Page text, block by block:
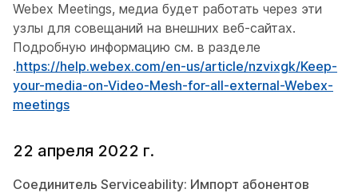
Webex Meetings, медиа будет работать через эти
узлы для совещаний на внешних веб-сайтах.
Подробную информацию см. в разделе
.https://help.webex.com/en-us/article/nzvixgk/Keep-
your-media-on-Video-Mesh-for-all-external-Webex-
meetings
22 апреля 2022 г.
Соединитель Serviceability: Импорт абонентов